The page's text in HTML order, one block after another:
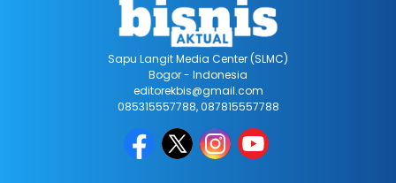
Sapu Langit Media Center (SLMC)
Bogor - Indonesia
editorekbis@gmail.com
085315557788, 087815557788